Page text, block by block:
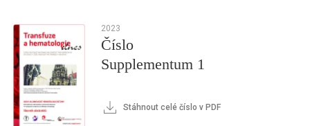
2023
Číslo
Supplementum 1
Stáhnout celé číslo v PDF